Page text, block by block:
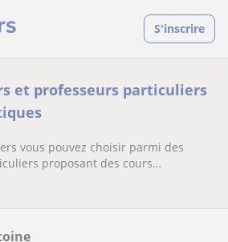
S'inscrire
et professeurs particuliers
vous pouvez choisir parmi des
proposant des cours